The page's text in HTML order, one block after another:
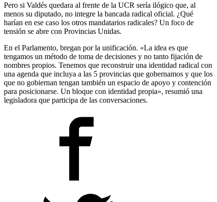
Pero si Valdés quedara al frente de la UCR sería ilógico que, al
menos su diputado, no integre la bancada radical oficial. ¿Qué
harían en ese caso los otros mandatarios radicales? Un foco de
tensión se abre con Provincias Unidas.
En el Parlamento, bregan por la unificación. «La idea es que
tengamos un método de toma de decisiones y no tanto fijación de
nombres propios. Tenemos que reconstruir una identidad radical con
una agenda que incluya a las 5 provincias que gobernamos y que los
que no gobiernan tengan también un espacio de apoyo y contención
para posicionarse. Un bloque con identidad propia», resumió una
legisladora que participa de las conversaciones.